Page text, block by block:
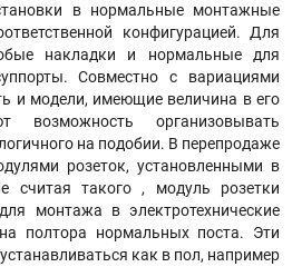
в нормальные монтажные
конфигурацией. Для
накладки и нормальные для
Совместно с вариациями
и модели, имеющие величина в его
возможность организовывать
на подобии. В перепродаже
розеток, установленными в
считая такого , модуль розетки
монтажа в электротехнические
полтора нормальных поста. Эти
как в пол, например